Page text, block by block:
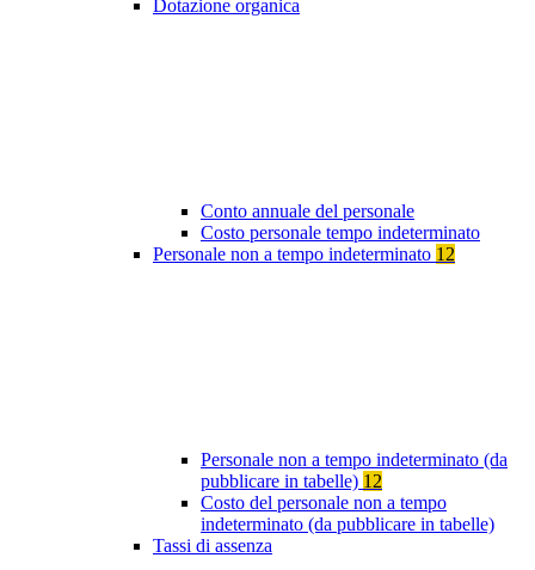
Dotazione organica
Conto annuale del personale
Costo personale tempo indeterminato
Personale non a tempo indeterminato 12
Personale non a tempo indeterminato (da
pubblicare in tabelle) 12
Costo del personale non a tempo
indeterminato (da pubblicare in tabelle)
Tassi di assenza